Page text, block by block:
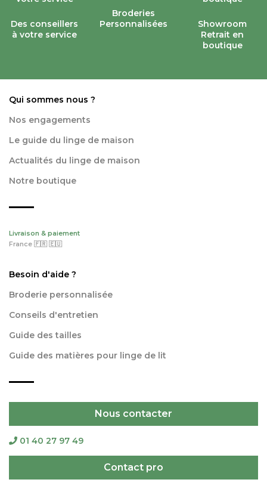
Des conseillers
à votre service
Broderies
Personnalisées
Showroom
Retrait en
boutique
Qui sommes nous ?
Nos engagements
Le guide du linge de maison
Actualités du linge de maison
Notre boutique
Livraison & paiement
France 🇫🇷 🇪🇺
Besoin d'aide ?
Broderie personnalisée
Conseils d'entretien
Guide des tailles
Guide des matières pour linge de lit
Nous contacter
01 40 27 97 49
Contact pro